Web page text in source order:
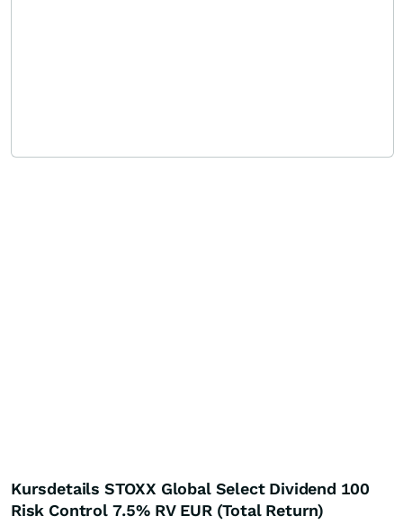
Kursdetails STOXX Global Select Dividend 100
Risk Control 7.5% RV EUR (Total Return)